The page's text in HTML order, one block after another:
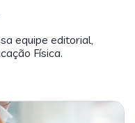
equipe editorial,
Física.